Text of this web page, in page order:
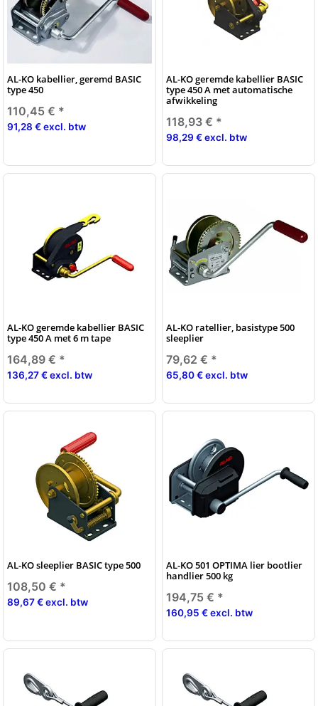
AL-KO kabellier, geremd BASIC
type 450
110,45 € *
91,28 € excl. btw
AL-KO geremde kabellier BASIC
type 450 A met automatische
afwikkeling
118,93 € *
98,29 € excl. btw
AL-KO geremde kabellier BASIC
type 450 A met 6 m tape
164,89 € *
136,27 € excl. btw
AL-KO ratellier, basistype 500
sleeplier
79,62 € *
65,80 € excl. btw
AL-KO sleeplier BASIC type 500
108,50 € *
89,67 € excl. btw
AL-KO 501 OPTIMA lier bootlier
handlier 500 kg
194,75 € *
160,95 € excl. btw